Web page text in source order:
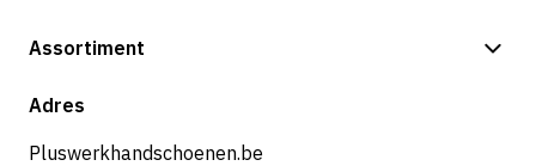
Betalingsmogelijkheden
Retouren & service
Assortiment
Shop
Adres
Pluswerkhandschoenen.be